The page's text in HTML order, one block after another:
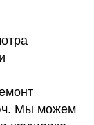
Мы можем